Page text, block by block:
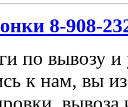
8-908-
по вывозу и
к нам, вы
вывоза